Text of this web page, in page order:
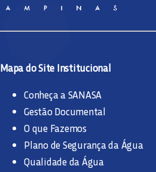
Mapa do Site Institucional
Conheça a SANASA
Gestão Documental
O que Fazemos
Plano de Segurança da Água
Qualidade da Água